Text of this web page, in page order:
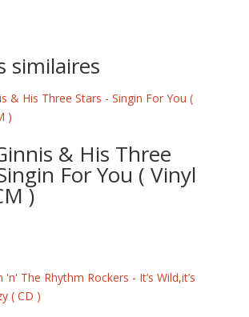
similaires
& His Three
For You ( Vinyl
)